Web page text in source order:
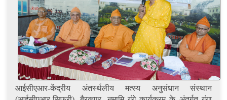
आईसीएआर-केंद्रीय अंतर्स्थलीय मत्स्य अनुसंधान संस्थान